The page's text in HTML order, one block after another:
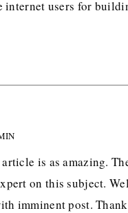
users for
is as amazing.
on this subject.
imminent post.